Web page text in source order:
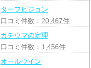
ターフビジョン
口コミ件数： 20,467件
カチウマの定理
口コミ件数： 1,456件
オールウイン